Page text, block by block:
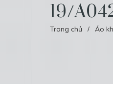
19/
Trang chủ / Áo